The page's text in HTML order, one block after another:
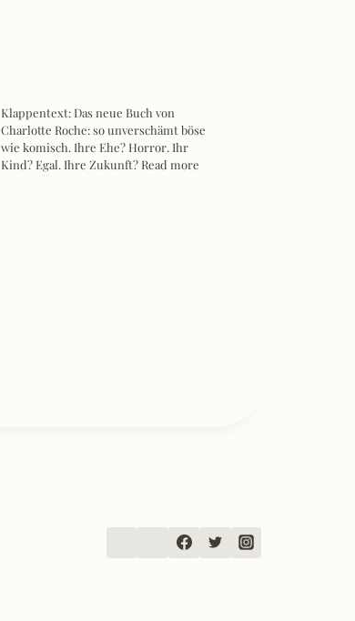
Klappentext: Das neue Buch von
Charlotte Roche: so unverschämt böse
wie komisch. Ihre Ehe? Horror. Ihr
Kind? Egal. Ihre Zukunft? Read more